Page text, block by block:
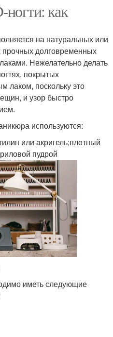
как
на натуральных или
долговременных
Нежелательно делать
покрытых
лаком, поскольку это
и узор быстро
используются:
или акригель;плотный
пудрой
иметь следующие